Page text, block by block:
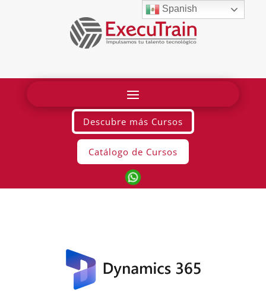
Descubre más Cursos
Catálogo de Cursos
Spanish